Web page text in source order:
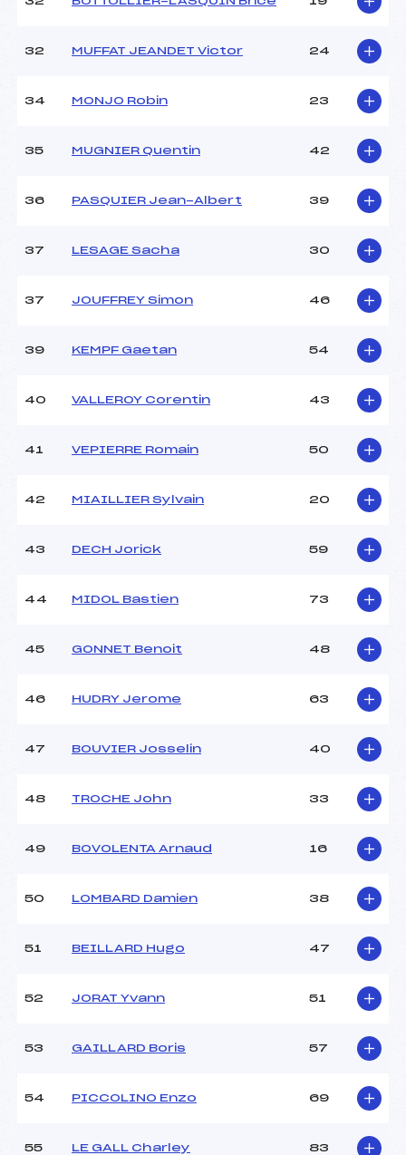
32 MUFFAT JEANDET Victor 24
34 MONJO Robin 23
35 MUGNIER Quentin 42
36 PASQUIER Jean-Albert 39
37 LESAGE Sacha 30
37 JOUFFREY Simon 46
39 KEMPF Gaetan 54
40 VALLEROY Corentin 43
41 VEPIERRE Romain 50
42 MIAILLIER Sylvain 20
43 DECH Jorick 59
44 MIDOL Bastien 73
45 GONNET Benoit 48
46 HUDRY Jerome 63
47 BOUVIER Josselin 40
48 TROCHE John 33
49 BOVOLENTA Arnaud 16
50 LOMBARD Damien 38
51 BEILLARD Hugo 47
52 JORAT Yvann 51
53 GAILLARD Boris 57
54 PICCOLINO Enzo 69
55 LE GALL Charley 83